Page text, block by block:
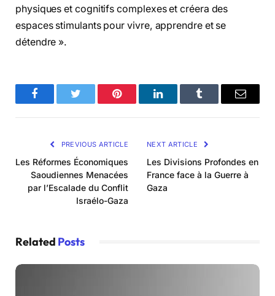
physiques et cognitifs complexes et créera des
espaces stimulants pour vivre, apprendre et se
détendre ».
FacebookTwitter Pinterest LinkedInTumblr Email
PREVIOUS ARTICLE
Les Réformes Économiques
Saoudiennes Menacées
par l’Escalade du Conflit
Israélo-Gaza
NEXT ARTICLE
Les Divisions Profondes en
France face à la Guerre à
Gaza
Related Posts